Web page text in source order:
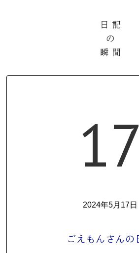
17
2024年5月17日
ごえもんさんの